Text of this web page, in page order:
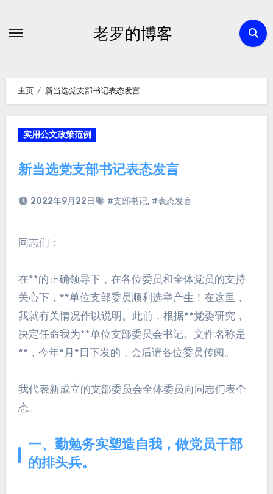
老罗的博客
主页 新当选党支部书记表态发言
实用公文政策范例
新当选党支部书记表态发言
2022年9月22日 #支部书记, #表态发言
同志们：
在**的正确领导下，在各位委员和全体党员的支持
关心下，**单位支部委员顺利选举产生！在这里，
我就有关情况作以说明。此前，根据**党委研究，
决定任命我为**单位支部委员会书记。文件名称是
**，今年*月*日下发的，会后请各位委员传阅。
我代表新成立的支部委员会全体委员向同志们表个
态。
一、勤勉务实塑造自我，做党员干部
的排头兵。